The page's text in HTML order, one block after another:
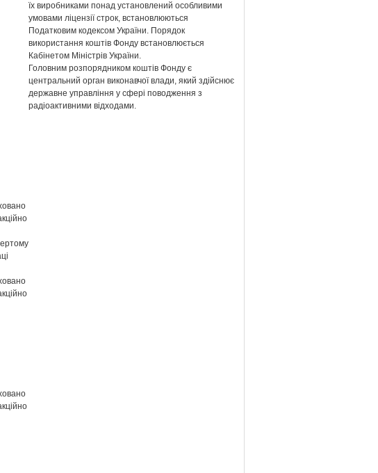
їх виробниками понад установлений особливими
умовами ліцензії строк, встановлюються
Податковим кодексом України. Порядок
використання коштів Фонду встановлюється
Кабінетом Міністрів України.
Головним розпорядником коштів Фонду є
центральний орган виконавчої влади, який здійснює
державне управління у сфері поводження з
радіоактивними відходами.